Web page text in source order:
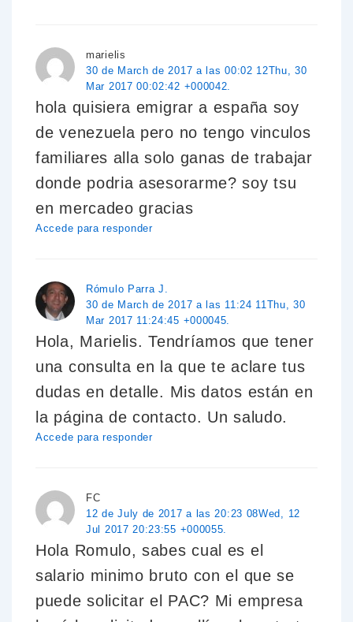
marielis
30 de March de 2017 a las 00:02 12Thu, 30
Mar 2017 00:02:42 +000042.
hola quisiera emigrar a españa soy
de venezuela pero no tengo vinculos
familiares alla solo ganas de trabajar
donde podria asesorarme? soy tsu
en mercadeo gracias
Accede para responder
Rómulo Parra J.
30 de March de 2017 a las 11:24 11Thu, 30
Mar 2017 11:24:45 +000045.
Hola, Marielis. Tendríamos que tener
una consulta en la que te aclare tus
dudas en detalle. Mis datos están en
la página de contacto. Un saludo.
Accede para responder
FC
12 de July de 2017 a las 20:23 08Wed, 12
Jul 2017 20:23:55 +000055.
Hola Romulo, sabes cual es el
salario minimo bruto con el que se
puede solicitar el PAC? Mi empresa